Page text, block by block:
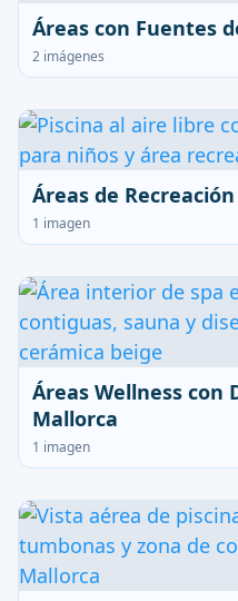
Áreas con Fuentes
2 imágenes
Áreas de
1 imagen
Áreas Wellness con
Mallorca
1 imagen